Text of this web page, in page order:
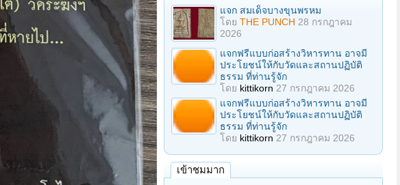
แจก สมเด็จบางขุนพรหม
โดย THE PUNCH 28 กรกฎาคม
2026
แจกฟรีแบบก่อสร้างวิหารทาน อาจมี
ประโยชน์ให้กับวัดและสถานปฏิบัติ
ธรรม ที่ท่านรู้จัก
โดย kittikorn 27 กรกฎาคม 2026
แจกฟรีแบบก่อสร้างวิหารทาน อาจมี
ประโยชน์ให้กับวัดและสถานปฏิบัติ
ธรรม ที่ท่านรู้จัก
โดย kittikorn 27 กรกฎาคม 2026
เข้าชมมาก